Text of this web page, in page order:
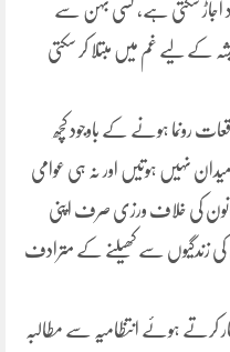
اجاڑ سکتی ہے، کسی بہن سے
کے لیے غم میں مبتلا کر سکتی
رونما ہونے کے باوجود کچھ
نہیں ہوتیں اور نہ ہی عوامی
کی خلاف ورزی صرف اپنی
کی زندگیوں سے کھیلنے کے مترادف
کرتے ہوئے انتظامیہ سے مطالبہ